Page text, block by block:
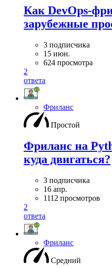
Как DevOps-
зарубежные
3 подписчика
15 июн.
624 просмотра
2
ответа
Фриланс
Простой
Фриланс на
куда двигаться?
3 подписчика
16 апр.
1112 просмотров
2
ответа
Фриланс
Средний